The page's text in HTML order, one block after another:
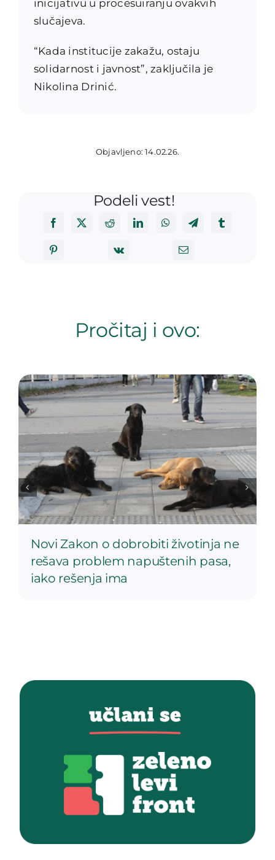
inicijativu u procesuiranju ovakvih
slučajeva.
“Kada institucije zakažu, ostaju
solidarnost i javnost”, zaključila je
Nikolina Drinić.
Objavljeno: 14.02.26.
Podeli vest!
Pročitaj i ovo:
Novi Zakon o dobrobiti životinja ne
rešava problem napuštenih pasa,
iako rešenja ima